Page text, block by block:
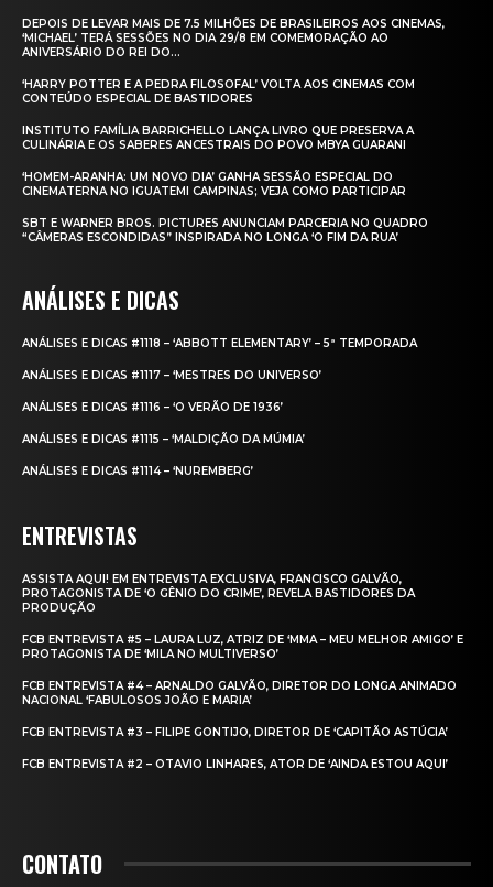
DEPOIS DE LEVAR MAIS DE 7.5 MILHÕES DE BRASILEIROS AOS CINEMAS,
‘MICHAEL’ TERÁ SESSÕES NO DIA 29/8 EM COMEMORAÇÃO AO
ANIVERSÁRIO DO REI DO...
‘HARRY POTTER E A PEDRA FILOSOFAL’ VOLTA AOS CINEMAS COM
CONTEÚDO ESPECIAL DE BASTIDORES
INSTITUTO FAMÍLIA BARRICHELLO LANÇA LIVRO QUE PRESERVA A
CULINÁRIA E OS SABERES ANCESTRAIS DO POVO MBYA GUARANI
‘HOMEM-ARANHA: UM NOVO DIA’ GANHA SESSÃO ESPECIAL DO
CINEMATERNA NO IGUATEMI CAMPINAS; VEJA COMO PARTICIPAR
SBT E WARNER BROS. PICTURES ANUNCIAM PARCERIA NO QUADRO
“CÂMERAS ESCONDIDAS” INSPIRADA NO LONGA ‘O FIM DA RUA’
ANÁLISES E DICAS
ANÁLISES E DICAS #1118 – ‘ABBOTT ELEMENTARY’ – 5ª TEMPORADA
ANÁLISES E DICAS #1117 – ‘MESTRES DO UNIVERSO’
ANÁLISES E DICAS #1116 – ‘O VERÃO DE 1936’
ANÁLISES E DICAS #1115 – ‘MALDIÇÃO DA MÚMIA’
ANÁLISES E DICAS #1114 – ‘NUREMBERG’
ENTREVISTAS
ASSISTA AQUI! EM ENTREVISTA EXCLUSIVA, FRANCISCO GALVÃO,
PROTAGONISTA DE ‘O GÊNIO DO CRIME’, REVELA BASTIDORES DA
PRODUÇÃO
FCB ENTREVISTA #5 – LAURA LUZ, ATRIZ DE ‘MMA – MEU MELHOR AMIGO’ E
PROTAGONISTA DE ‘MILA NO MULTIVERSO’
FCB ENTREVISTA #4 – ARNALDO GALVÃO, DIRETOR DO LONGA ANIMADO
NACIONAL ‘FABULOSOS JOÃO E MARIA’
FCB ENTREVISTA #3 – FILIPE GONTIJO, DIRETOR DE ‘CAPITÃO ASTÚCIA’
FCB ENTREVISTA #2 – OTAVIO LINHARES, ATOR DE ‘AINDA ESTOU AQUI’
CONTATO